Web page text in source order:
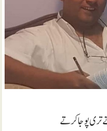
پوجا کرتے